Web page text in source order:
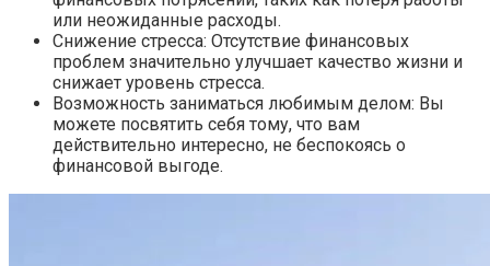
или неожиданные расходы.
Снижение стресса: Отсутствие финансовых
проблем значительно улучшает качество жизни и
снижает уровень стресса.
Возможность заниматься любимым делом: Вы
можете посвятить себя тому, что вам
действительно интересно, не беспокоясь о
финансовой выгоде.